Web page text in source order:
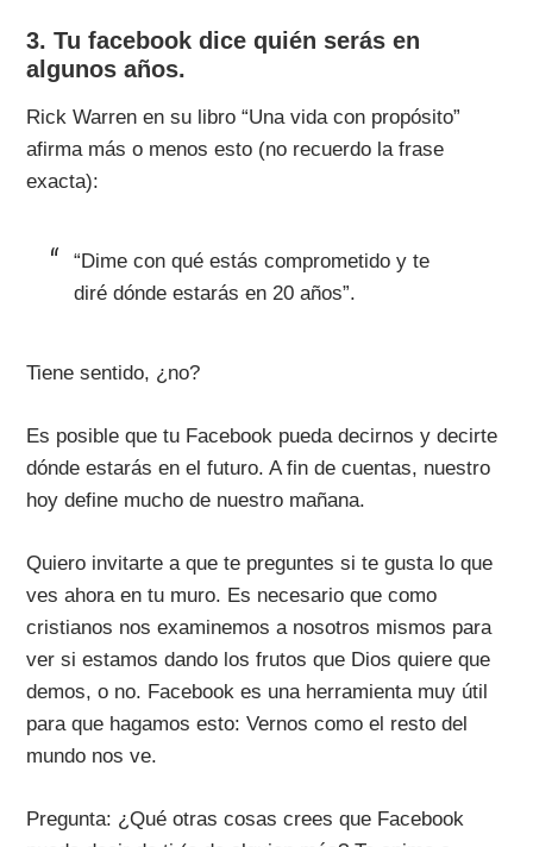
3. Tu facebook dice quién serás en
algunos años.
Rick Warren en su libro “Una vida con propósito”
afirma más o menos esto (no recuerdo la frase
exacta):
“Dime con qué estás comprometido y te
diré dónde estarás en 20 años”.
Tiene sentido, ¿no?
Es posible que tu Facebook pueda decirnos y decirte
dónde estarás en el futuro. A fin de cuentas, nuestro
hoy define mucho de nuestro mañana.
Quiero invitarte a que te preguntes si te gusta lo que
ves ahora en tu muro. Es necesario que como
cristianos nos examinemos a nosotros mismos para
ver si estamos dando los frutos que Dios quiere que
demos, o no. Facebook es una herramienta muy útil
para que hagamos esto: Vernos como el resto del
mundo nos ve.
Pregunta: ¿Qué otras cosas crees que Facebook